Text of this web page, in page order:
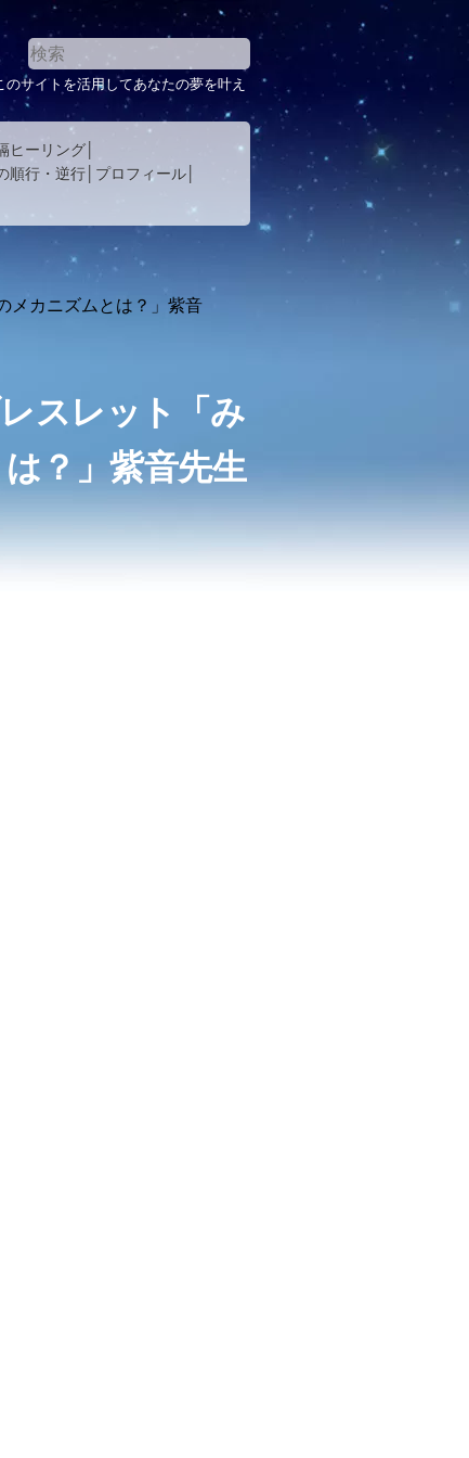
サイトを活用してあなたの夢を叶え
ヒーリング
順行・逆行
プロフィール
メカニズムとは？」紫音
スレット「み
？」紫音先生